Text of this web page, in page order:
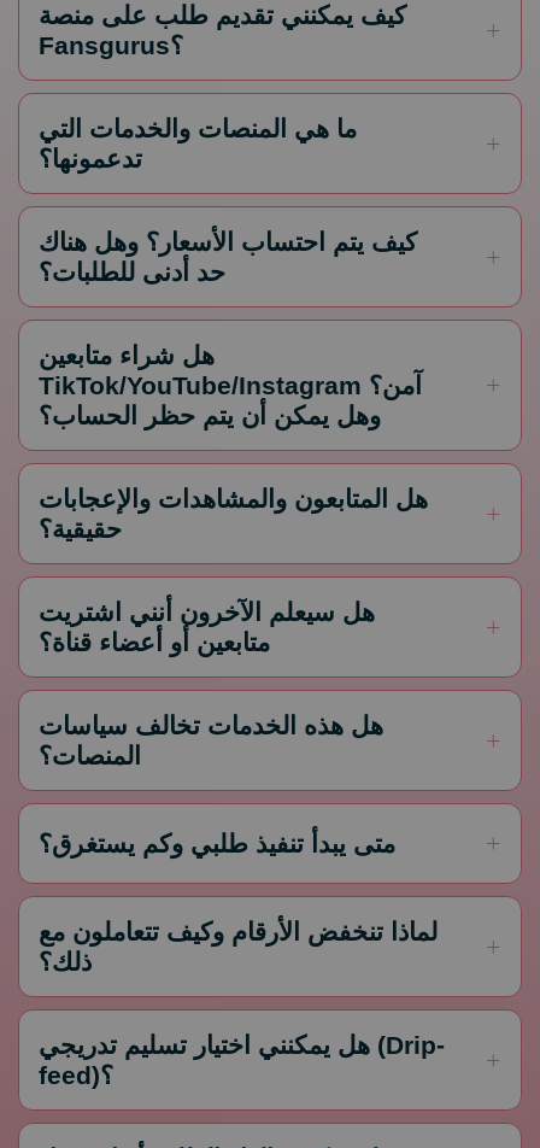
كيف يمكنني تقديم طلب على منصة
Fansgurus؟
ما هي المنصات والخدمات التي
تدعمونها؟
كيف يتم احتساب الأسعار؟ وهل هناك
حد أدنى للطلبات؟
هل شراء متابعين
TikTok/YouTube/Instagram آمن؟
وهل يمكن أن يتم حظر الحساب؟
هل المتابعون والمشاهدات والإعجابات
حقيقية؟
هل سيعلم الآخرون أنني اشتريت
متابعين أو أعضاء قناة؟
هل هذه الخدمات تخالف سياسات
المنصات؟
متى يبدأ تنفيذ طلبي وكم يستغرق؟
لماذا تنخفض الأرقام وكيف تتعاملون مع
ذلك؟
هل يمكنني اختيار تسليم تدريجي (Drip-
feed)؟